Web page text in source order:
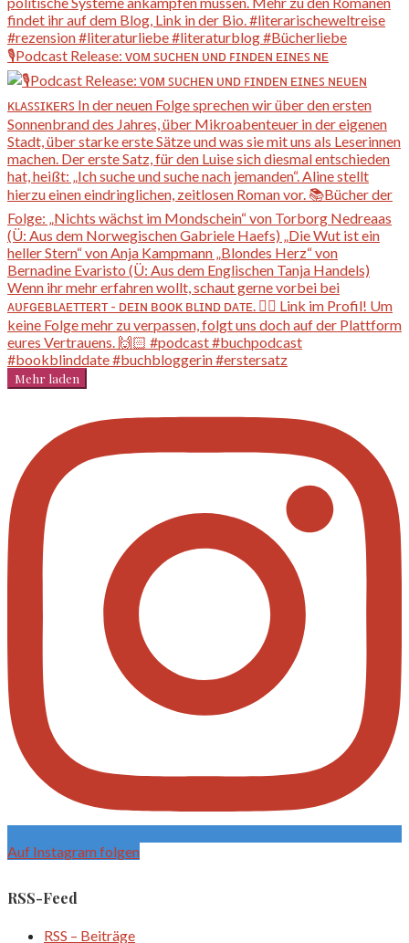
🎙️Podcast Release: ᴠᴏᴍ ꜱᴜᴄʜᴇɴ ᴜɴᴅ ꜰɪɴᴅᴇɴ ᴇɪɴᴇꜱ ɴᴇ
Mehr laden
Auf Instagram folgen
RSS-Feed
RSS – Beiträge